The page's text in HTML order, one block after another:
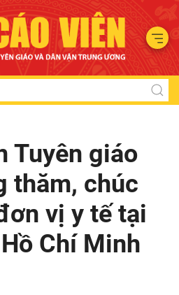
Tuyên giáo
thăm, chúc
vị y tế tại
Chí Minh